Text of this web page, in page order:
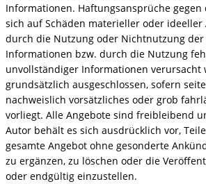
Informationen. Haftungsansprüche gegen
sich auf Schäden materieller oder ideeller
durch die Nutzung oder Nichtnutzung
Informationen bzw. durch die Nutzung
unvollständiger Informationen verursacht
grundsätzlich ausgeschlossen, sofern
nachweislich vorsätzliches oder grob
vorliegt. Alle Angebote sind freibleibend
Autor behält es sich ausdrücklich vor,
gesamte Angebot ohne gesonderte
zu ergänzen, zu löschen oder die
oder endgültig einzustellen.